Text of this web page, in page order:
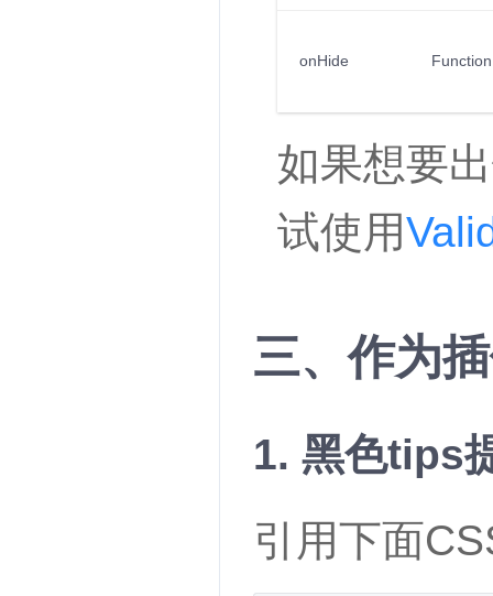
onHide Function
如果想要
试使用
三、作为
1. 黑色tips
引用下面